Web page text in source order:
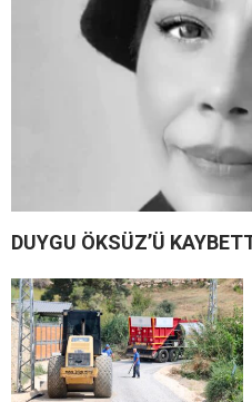
DUYGU ÖKSÜZ’Ü